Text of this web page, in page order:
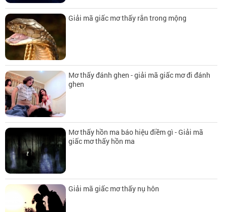
Giải mã giấc mơ thấy rắn trong mộng
Mơ thấy đánh ghen - giải mã giấc mơ đi đánh
ghen
Mơ thấy hồn ma báo hiệu điềm gì - Giải mã
giấc mơ thấy hồn ma
Giải mã giấc mơ thấy nụ hôn